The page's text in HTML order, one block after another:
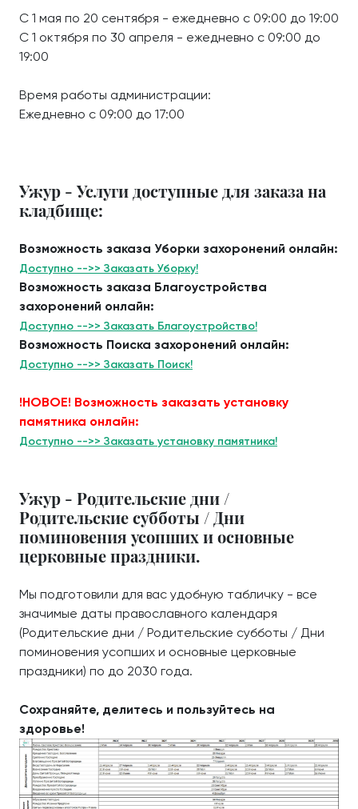
С 1 мая по 20 сентября - ежедневно с 09:00 до 19:00
С 1 октября по 30 апреля - ежедневно с 09:00 до
19:00
Время работы администрации:
Ежедневно с 09:00 до 17:00
Ужур - Услуги доступные для заказа на
кладбище:
Возможность заказа Уборки захоронений онлайн:
Доступно -->> Заказать Уборку!
Возможность заказа Благоустройства
захоронений онлайн:
Доступно -->> Заказать Благоустройство!
Возможность Поиска захоронений онлайн:
Доступно -->> Заказать Поиск!
!НОВОЕ! Возможность заказать установку
памятника онлайн:
Доступно -->> Заказать установку памятника!
Ужур - Родительские дни /
Родительские субботы / Дни
поминовения усопших и основные
церковные праздники.
Мы подготовили для вас удобную табличку - все
значимые даты православного календаря
(Родительские дни / Родительские субботы / Дни
поминовения усопших и основные церковные
праздники) по до 2030 года.
Сохраняйте, делитесь и пользуйтесь на
здоровье!